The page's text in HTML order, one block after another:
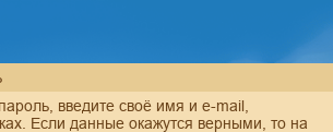
введите своё имя и e-mail,
Если данные окажутся верными, то на